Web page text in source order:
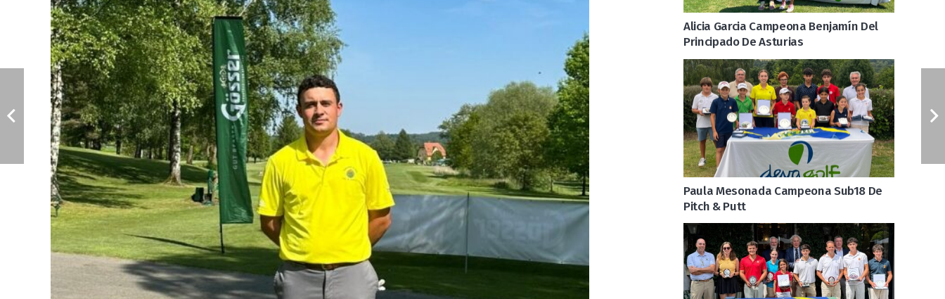
Alicia Garcia Campeona Benjamín Del
Principado De Asturias
Paula Mesonada Campeona Sub18 De
Pitch & Putt